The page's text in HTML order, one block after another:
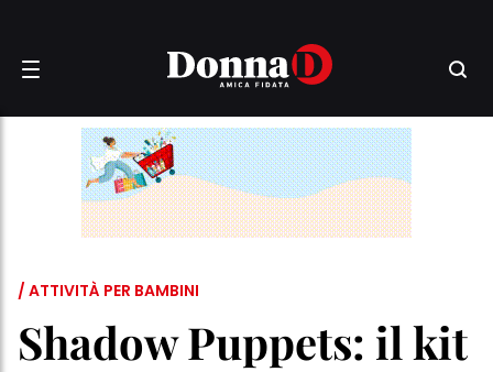
/ ATTIVITÀ PER BAMBINI
Shadow Puppets: il kit